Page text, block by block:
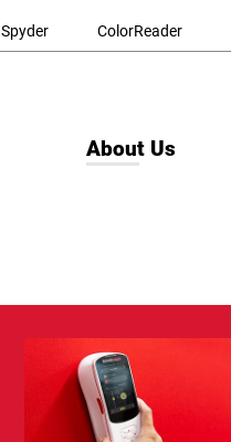
Spyder ColorReader
About Us